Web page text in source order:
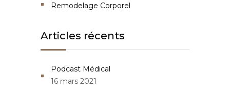
Remodelage Corporel
Articles récents
Podcast Médical
16 mars 2021